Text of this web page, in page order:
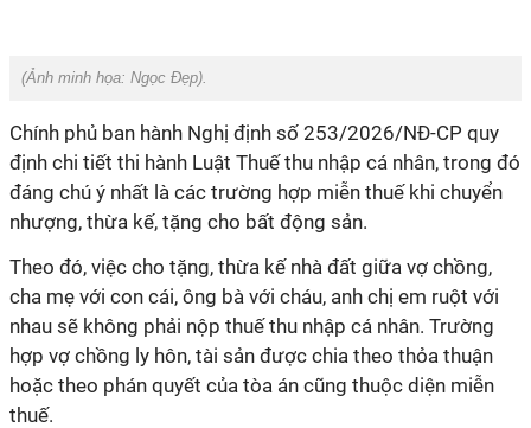
(Ảnh minh họa: Ngọc Đẹp).
Chính phủ ban hành Nghị định số 253/2026/NĐ-CP quy
định chi tiết thi hành Luật Thuế thu nhập cá nhân, trong đó
đáng chú ý nhất là các trường hợp miễn thuế khi chuyển
nhượng, thừa kế, tặng cho bất động sản.
Theo đó, việc cho tặng, thừa kế nhà đất giữa vợ chồng,
cha mẹ với con cái, ông bà với cháu, anh chị em ruột với
nhau sẽ không phải nộp thuế thu nhập cá nhân. Trường
hợp vợ chồng ly hôn, tài sản được chia theo thỏa thuận
hoặc theo phán quyết của tòa án cũng thuộc diện miễn
thuế.